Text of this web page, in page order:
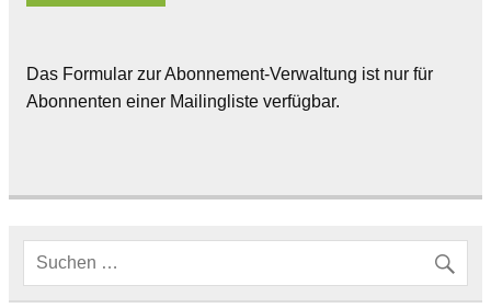
Das Formular zur Abonnement-Verwaltung ist nur für
Abonnenten einer Mailingliste verfügbar.